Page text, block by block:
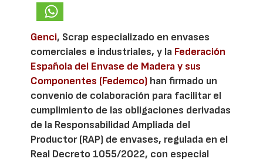
Genci, Scrap especializado en envases
comerciales e industriales, y la Federación
Española del Envase de Madera y sus
Componentes (Fedemco) han firmado un
convenio de colaboración para facilitar el
cumplimiento de las obligaciones derivadas
de la Responsabilidad Ampliada del
Productor (RAP) de envases, regulada en el
Real Decreto 1055/2022, con especial